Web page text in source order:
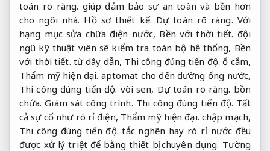
toán rõ ràng. giúp đảm bảo sự an toàn và bền hơn
cho ngôi nhà. Hồ sơ thiết kế. Dự toán rõ ràng. Với
hạng mục sửa chữa điện nước, Bền với thời tiết. đội
ngũ kỹ thuật viên sẽ kiểm tra toàn bộ hệ thống, Bền
với thời tiết. từ dây dẫn, Thi công đúng tiến độ. ổ cắm,
Thẩm mỹ hiện đại. aptomat cho đến đường ống nước,
Thi công đúng tiến độ. vòi sen, Dự toán rõ ràng. bồn
chứa.Giám sát công trình. Thi công đúng tiến độ. Tất
cả sự cố như rò rỉ điện, Thẩm mỹ hiện đại. chập mạch,
Thi công đúng tiến độ. tắc nghẽn hay rò rỉ nước đều
được xử lý triệt để bằng thiết bị chuyên dụng. Tường